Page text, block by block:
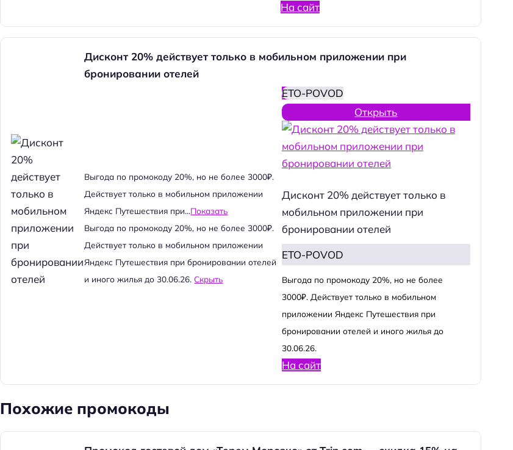
На сайт
Дисконт 20% действует только в мобильном приложении при
бронировании отелей
Выгода по промокоду 20%, но не более 3000₽.
Действует только в мобильном приложении
Яндекс Путешествия при...Показать
Выгода по промокоду 20%, но не более 3000₽.
Действует только в мобильном приложении
Яндекс Путешествия при бронировании отелей
и иного жилья до 30.06.26.Скрыть
ETO-POVOD
Открыть
Дисконт 20% действует только в
мобильном приложении при
бронировании отелей
ETO-POVOD
Выгода по промокоду 20%, но не более
3000₽. Действует только в мобильном
приложении Яндекс Путешествия при
бронировании отелей и иного жилья до
30.06.26.
На сайт
Похожие промокоды